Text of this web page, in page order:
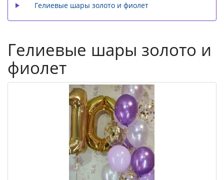
Гелиевые шары золото и фиолет
Гелиевые шары золото и
фиолет